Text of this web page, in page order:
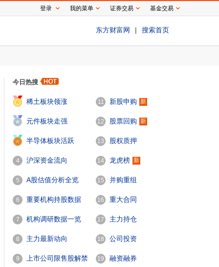
东方财富网 | 搜索首页
今日热搜
稀土板块领涨
2
元件板块走强
3
半导体板块活跃
4 沪深资金流向
5 A股估值分析全览
6 重要机构持股数据
7 机构调研数据一览
8 主力最新动向
9 上市公司限售股解禁
11 新股申购 新
12 股票回购 新
13 股权质押
14 龙虎榜 新
15 并购重组
16 重大合同
17 主力持仓
18 公司投资
19 融资融券
登录 我的菜单 证券交易 基金交易